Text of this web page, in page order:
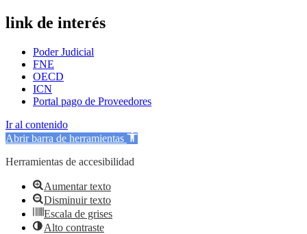
link de interés
Poder Judicial
FNE
OECD
ICN
Portal pago de Proveedores
Ir al contenido
Abrir barra de herramientas
Herramientas de accesibilidad
Aumentar texto
Disminuir texto
Escala de grises
Alto contraste